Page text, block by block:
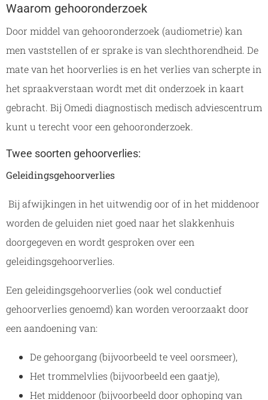
Waarom gehooronderzoek
Door middel van gehooronderzoek (audiometrie) kan
men vaststellen of er sprake is van slechthorendheid. De
mate van het hoorverlies is en het verlies van scherpte in
het spraakverstaan wordt met dit onderzoek in kaart
gebracht. Bij Omedi diagnostisch medisch adviescentrum
kunt u terecht voor een gehooronderzoek.
Twee soorten gehoorverlies:
Geleidingsgehoorverlies
Bij afwijkingen in het uitwendig oor of in het middenoor
worden de geluiden niet goed naar het slakkenhuis
doorgegeven en wordt gesproken over een
geleidingsgehoorverlies.
Een geleidingsgehoorverlies (ook wel conductief
gehoorverlies genoemd) kan worden veroorzaakt door
een aandoening van:
De gehoorgang (bijvoorbeeld te veel oorsmeer),
Het trommelvlies (bijvoorbeeld een gaatje),
Het middenoor (bijvoorbeeld door ophoping van